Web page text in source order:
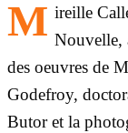
M ireille
Nouvelle,
des oeuvres de
Godefroy,
Butor et la